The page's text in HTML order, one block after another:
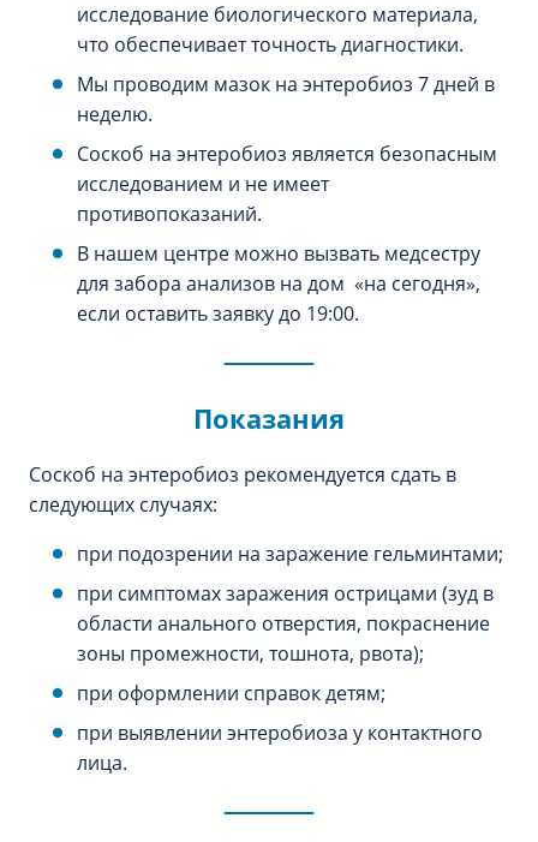
исследование биологического материала,
что обеспечивает точность диагностики.
Мы проводим мазок на энтеробиоз 7 дней в
неделю.
Соскоб на энтеробиоз является безопасным
исследованием и не имеет
противопоказаний.
В нашем центре можно вызвать медсестру
для забора анализов на дом «‎на сегодня»‎,
если оставить заявку до 19:00.
Показания
Соскоб на энтеробиоз рекомендуется сдать в
следующих случаях:
при подозрении на заражение гельминтами;
при симптомах заражения острицами (зуд в
области анального отверстия, покраснение
зоны промежности, тошнота, рвота);
при оформлении справок детям;
при выявлении энтеробиоза у контактного
лица.